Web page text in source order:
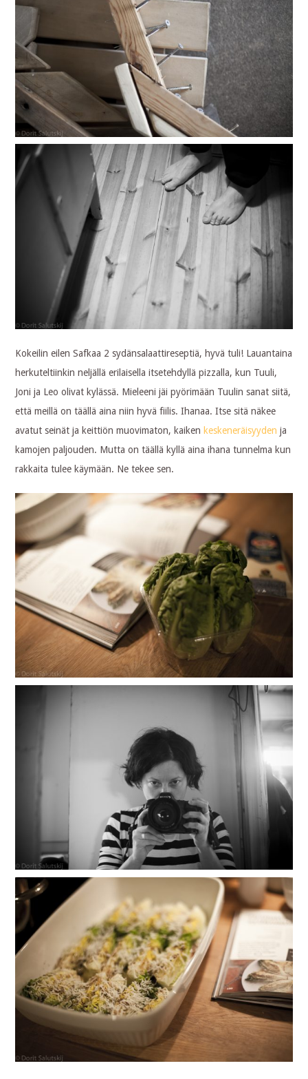
Kokeilin eilen Safkaa 2 sydänsalaattireseptiä, hyvä tuli! Lauantaina
herkuteltiinkin neljällä erilaisella itsetehdyllä pizzalla, kun Tuuli,
Joni ja Leo olivat kylässä. Mieleeni jäi pyörimään Tuulin sanat siitä,
että meillä on täällä aina niin hyvä fiilis. Ihanaa. Itse sitä näkee
avatut seinät ja keittiön muovimaton, kaikenkeskeneräisyyden ja
kamojen paljouden. Mutta on täällä kyllä aina ihana tunnelma kun
rakkaita tulee käymään. Ne tekee sen.